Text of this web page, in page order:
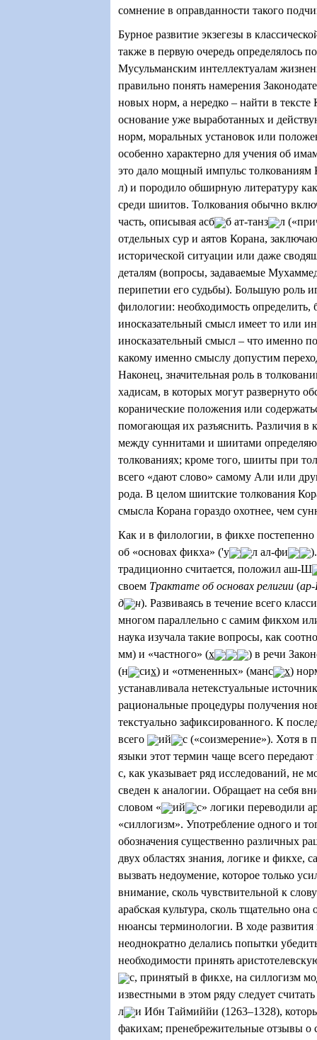
сомнение в оправданности такого
Бурное развитие экзегезы в
также в первую очередь определялось
Мусульманским интеллектуалам
правильно понять намерения
новых норм, а нередко – найти в
основание уже выработанных и
норм, моральных установок или
особенно характерно для учения об
это дало мощный импульс толкованиям
л) и породило обширную литературу
среди шиитов. Толкования обычно
часть, описывая асб
б ат-танз
л
отдельных сур и аятов Корана,
исторической ситуации или даже
деталям (вопросы, задаваемые
перипетии его судьбы). Большую роль
филологии: необходимость определить,
иносказательный смысл имеет то или
иносказательный смысл – что именно
какому именно смыслу допустим
Наконец, значительная роль в
хадисам, в которых могут развернуто
коранические положения или
помогающая их разъяснить. Различия в
между суннитами и шиитами
толкованиях; кроме того, шииты при
всего «дают слово» самому Али или
рода. В целом шиитские толкования
смысла Корана гораздо охотнее, чем
Как и в филологии, в фикхе постепенно
об «основах фикха» ('у
л ал-фи
традиционно считается, положил аш-Ш
своем Трактате об основах религии (
д
н). Развиваясь в течение всего
многом параллельно с самим фикхом
наука изучала такие вопросы, как
мм) и «частного» (х
) в речи
(н
сих) и «отмененных» (манс х)
устанавливала нетекстуальные
рациональные процедуры получения
текстуально зафиксированного. К
всего
ий
с («соизмерение»). Хотя в
языки этот термин чаще всего
с, как указывает ряд исследований, не
сведен к аналогии. Обращает на себя
словом «
ий
с» логики переводили
«силлогизм». Употребление одного и
обозначения существенно различных
двух областях знания, логике и фикхе,
вызвать недоумение, которое только
внимание, сколь чувствительной к
арабская культура, сколь тщательно
нюансы терминологии. В ходе развития
неоднократно делались попытки
необходимости принять
с, принятый в фикхе, на силлогизм
известными в этом ряду следует
л
и Ибн Таймиййи (1263–1328),
факихам; пренебрежительные отзывы о